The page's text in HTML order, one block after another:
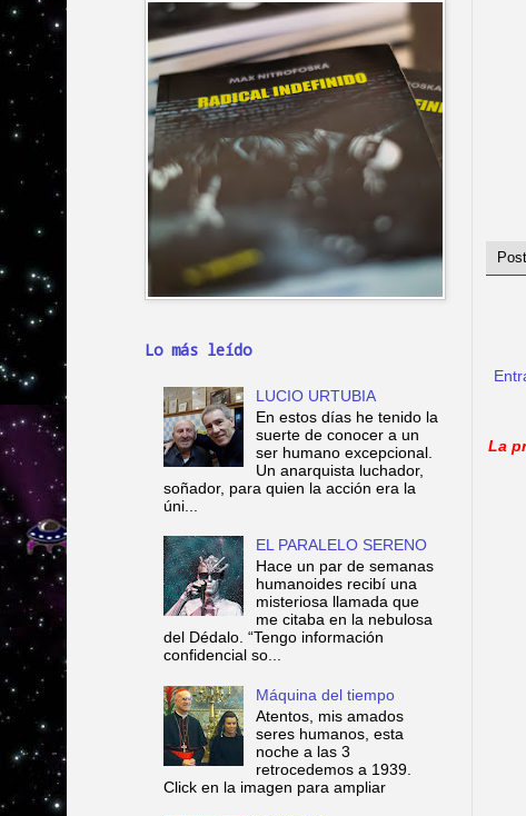
La
Lo más leído
LUCIO URTUBIA
En estos días he tenido la
suerte de conocer a un
ser humano excepcional.
Un anarquista luchador,
soñador, para quien la acción era la
úni...
EL PARALELO SERENO
Hace un par de semanas
humanoides recibí una
misteriosa llamada que
me citaba en la nebulosa
del Dédalo. “Tengo información
confidencial so...
Máquina del tiempo
Atentos, mis amados
seres humanos, esta
noche a las 3
retrocedemos a 1939.
Click en la imagen para ampliar